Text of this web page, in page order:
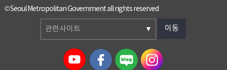
© Seoul Metropolitan Government all rights reserved
관련사이트 이동